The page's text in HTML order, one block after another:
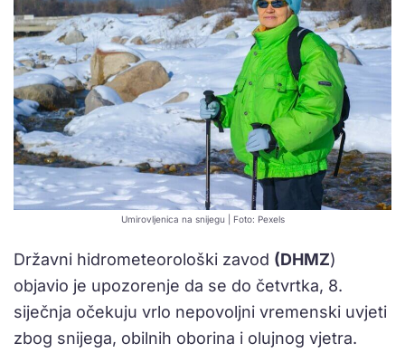
Umirovljenica na snijegu | Foto: Pexels
Državni hidrometeorološki zavod (DHMZ)
objavio je upozorenje da se do četvrtka, 8.
siječnja očekuju vrlo nepovoljni vremenski uvjeti
zbog snijega, obilnih oborina i olujnog vjetra.